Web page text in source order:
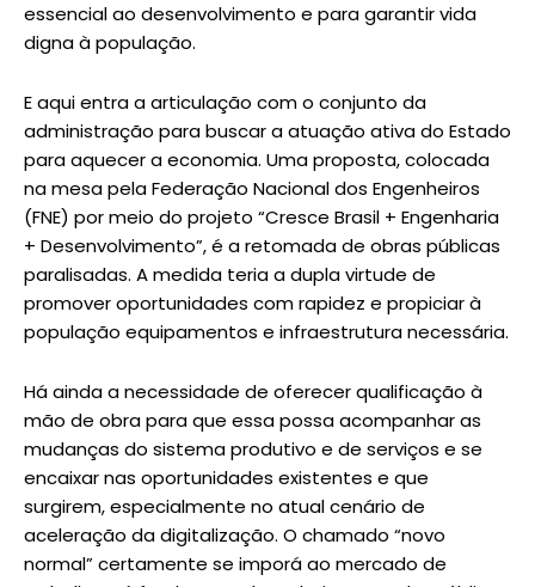
essencial ao desenvolvimento e para garantir vida
digna à população.
E aqui entra a articulação com o conjunto da
administração para buscar a atuação ativa do Estado
para aquecer a economia. Uma proposta, colocada
na mesa pela Federação Nacional dos Engenheiros
(FNE) por meio do projeto “Cresce Brasil + Engenharia
+ Desenvolvimento”, é a retomada de obras públicas
paralisadas. A medida teria a dupla virtude de
promover oportunidades com rapidez e propiciar à
população equipamentos e infraestrutura necessária.
Há ainda a necessidade de oferecer qualificação à
mão de obra para que essa possa acompanhar as
mudanças do sistema produtivo e de serviços e se
encaixar nas oportunidades existentes e que
surgirem, especialmente no atual cenário de
aceleração da digitalização. O chamado “novo
normal” certamente se imporá ao mercado de